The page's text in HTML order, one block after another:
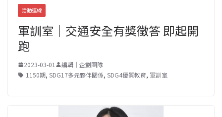
活動連線
軍訓室｜交通安全有獎徵答 即起開
跑
2023-03-01
編輯｜企劃團隊
1150期, SDG17多元夥伴關係, SDG4優質教育, 軍訓室